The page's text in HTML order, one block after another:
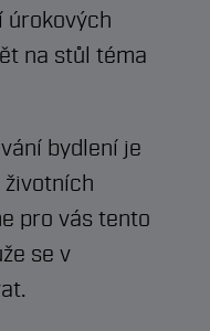
úrokových
na stůl téma
bydlení je
pro vás tento
se v